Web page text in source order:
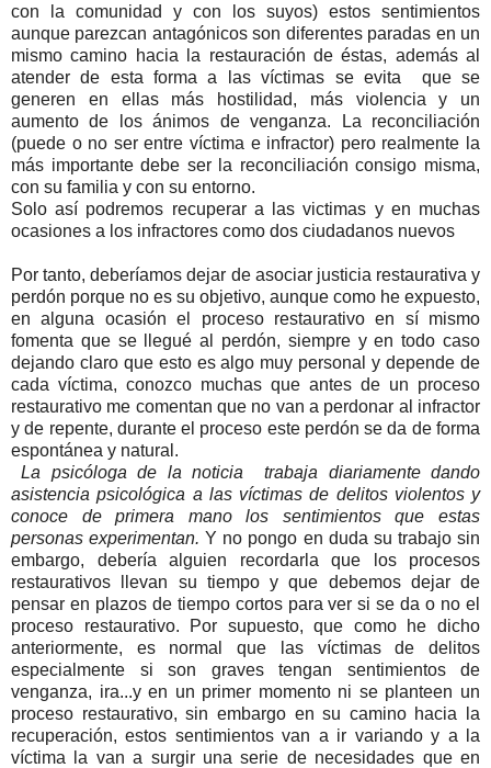
con la comunidad y con los suyos) estos sentimientos
aunque parezcan antagónicos son diferentes paradas en un
mismo camino hacia la restauración de éstas, además al
atender de esta forma a las víctimas se evita que se
generen en ellas más hostilidad, más violencia y un
aumento de los ánimos de venganza. La reconciliación
(puede o no ser entre víctima e infractor) pero realmente la
más importante debe ser la reconciliación consigo misma,
con su familia y con su entorno.
Solo así podremos recuperar a las victimas y en muchas
ocasiones a los infractores como dos ciudadanos nuevos
Por tanto, deberíamos dejar de asociar justicia restaurativa y
perdón porque no es su objetivo, aunque como he expuesto,
en alguna ocasión el proceso restaurativo en sí mismo
fomenta que se llegué al perdón, siempre y en todo caso
dejando claro que esto es algo muy personal y depende de
cada víctima, conozco muchas que antes de un proceso
restaurativo me comentan que no van a perdonar al infractor
y de repente, durante el proceso este perdón se da de forma
espontánea y natural.
La psicóloga de la noticia trabaja diariamente dando
asistencia psicológica a las víctimas de delitos violentos y
conoce de primera mano los sentimientos que estas
personas experimentan. Y no pongo en duda su trabajo sin
embargo, debería alguien recordarla que los procesos
restaurativos llevan su tiempo y que debemos dejar de
pensar en plazos de tiempo cortos para ver si se da o no el
proceso restaurativo. Por supuesto, que como he dicho
anteriormente, es normal que las víctimas de delitos
especialmente si son graves tengan sentimientos de
venganza, ira...y en un primer momento ni se planteen un
proceso restaurativo, sin embargo en su camino hacia la
recuperación, estos sentimientos van a ir variando y a la
víctima la van a surgir una serie de necesidades que en